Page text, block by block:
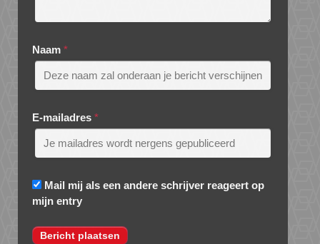
Naam *
E-mailadres *
Mail mij als een andere schrijver reageert op
mijn entry